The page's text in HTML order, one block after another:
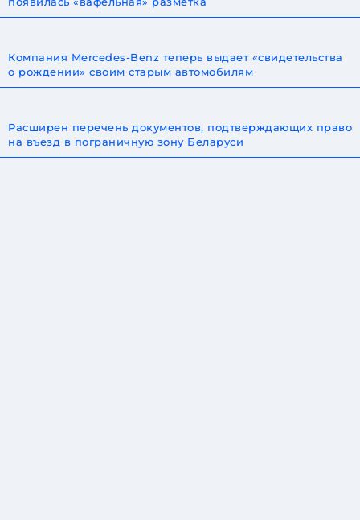
Компания Mercedes-Benz теперь выдает «свидетельства
о рождении» своим старым автомобилям
Расширен перечень документов, подтверждающих право
на въезд в пограничную зону Беларуси